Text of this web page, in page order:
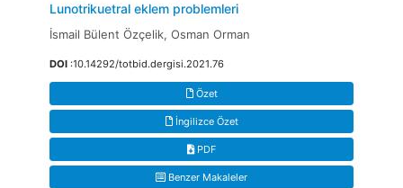
Lunotrikuetral eklem problemleri
İsmail Bülent Özçelik, Osman Orman
DOI :10.14292/totbid.dergisi.2021.76
Özet
İngilizce Özet
PDF
Benzer Makaleler